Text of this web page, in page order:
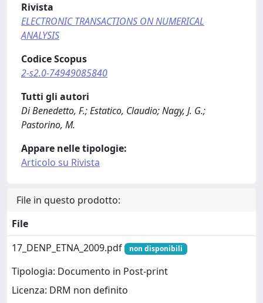
Rivista
ELECTRONIC TRANSACTIONS ON NUMERICAL
ANALYSIS
Codice Scopus
2-s2.0-74949085840
Tutti gli autori
Di Benedetto, F.; Estatico, Claudio; Nagy, J. G.;
Pastorino, M.
Appare nelle tipologie:
Articolo su Rivista
File in questo prodotto:
File
17_DENP_ETNA_2009.pdf
non disponibili
Tipologia: Documento in Post-print
Licenza: DRM non definito